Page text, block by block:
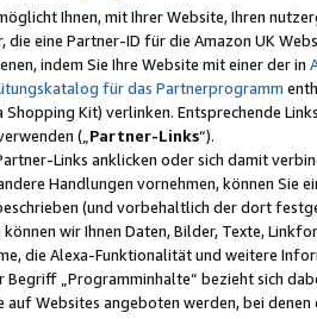
Ihnen, mit Ihrer Website, Ihren
eine Partner-ID für die Amazon UK
indem Sie Ihre Website mit einer der in
für das Partnerprogramm
Shopping Kit) verlinken. Entsprechende
(„ Partner-Links“).
Links anklicken oder sich damit
Handlungen vornehmen, können Sie
(und vorbehaltlich der dort
wir Ihnen Daten, Bilder, Texte,
die Alexa-Funktionalität und weitere
Begriff „Programminhalte“ bezieht sich
Websites angeboten werden, bei